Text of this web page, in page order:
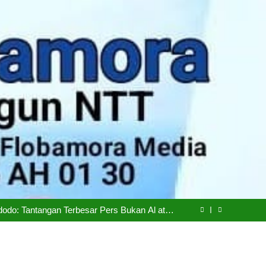
Mentan Amran Tegaskan Tak Ada
Ruang bagi Mafia Beras Fortifikasi
di NTT Naik Menjadi 1,04 Juta Jiwa
Tantangan Terbesar Pers Bukan Al atau
Hoaks, Tapi Kepercayaan Publik
Transisi Ambil Alih Manajemen Hotel
di NTT Naik Menjadi 1,04 Juta Jiwa
Tantangan Terbesar Pers Bukan Al atau
Transisi Ambil Alih Manajemen Hotel